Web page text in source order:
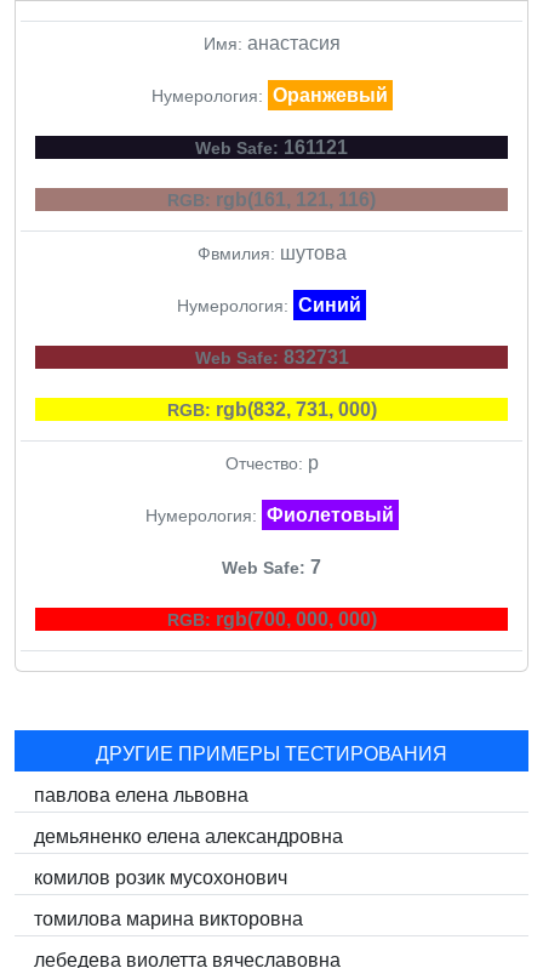
Имя: анастасия
Нумерология: Оранжевый
Web Safe: 161121
RGB: rgb(161, 121, 116)
Фвмилия: шутова
Нумерология: Синий
Web Safe: 832731
RGB: rgb(832, 731, 000)
Отчество: p
Нумерология: Фиолетовый
Web Safe: 7
RGB: rgb(700, 000, 000)
ДРУГИЕ ПРИМЕРЫ ТЕСТИРОВАНИЯ
павлова елена львовна
демьяненко елена александровна
комилов розик мусохонович
томилова марина викторовна
лебедева виолетта вячеславовна